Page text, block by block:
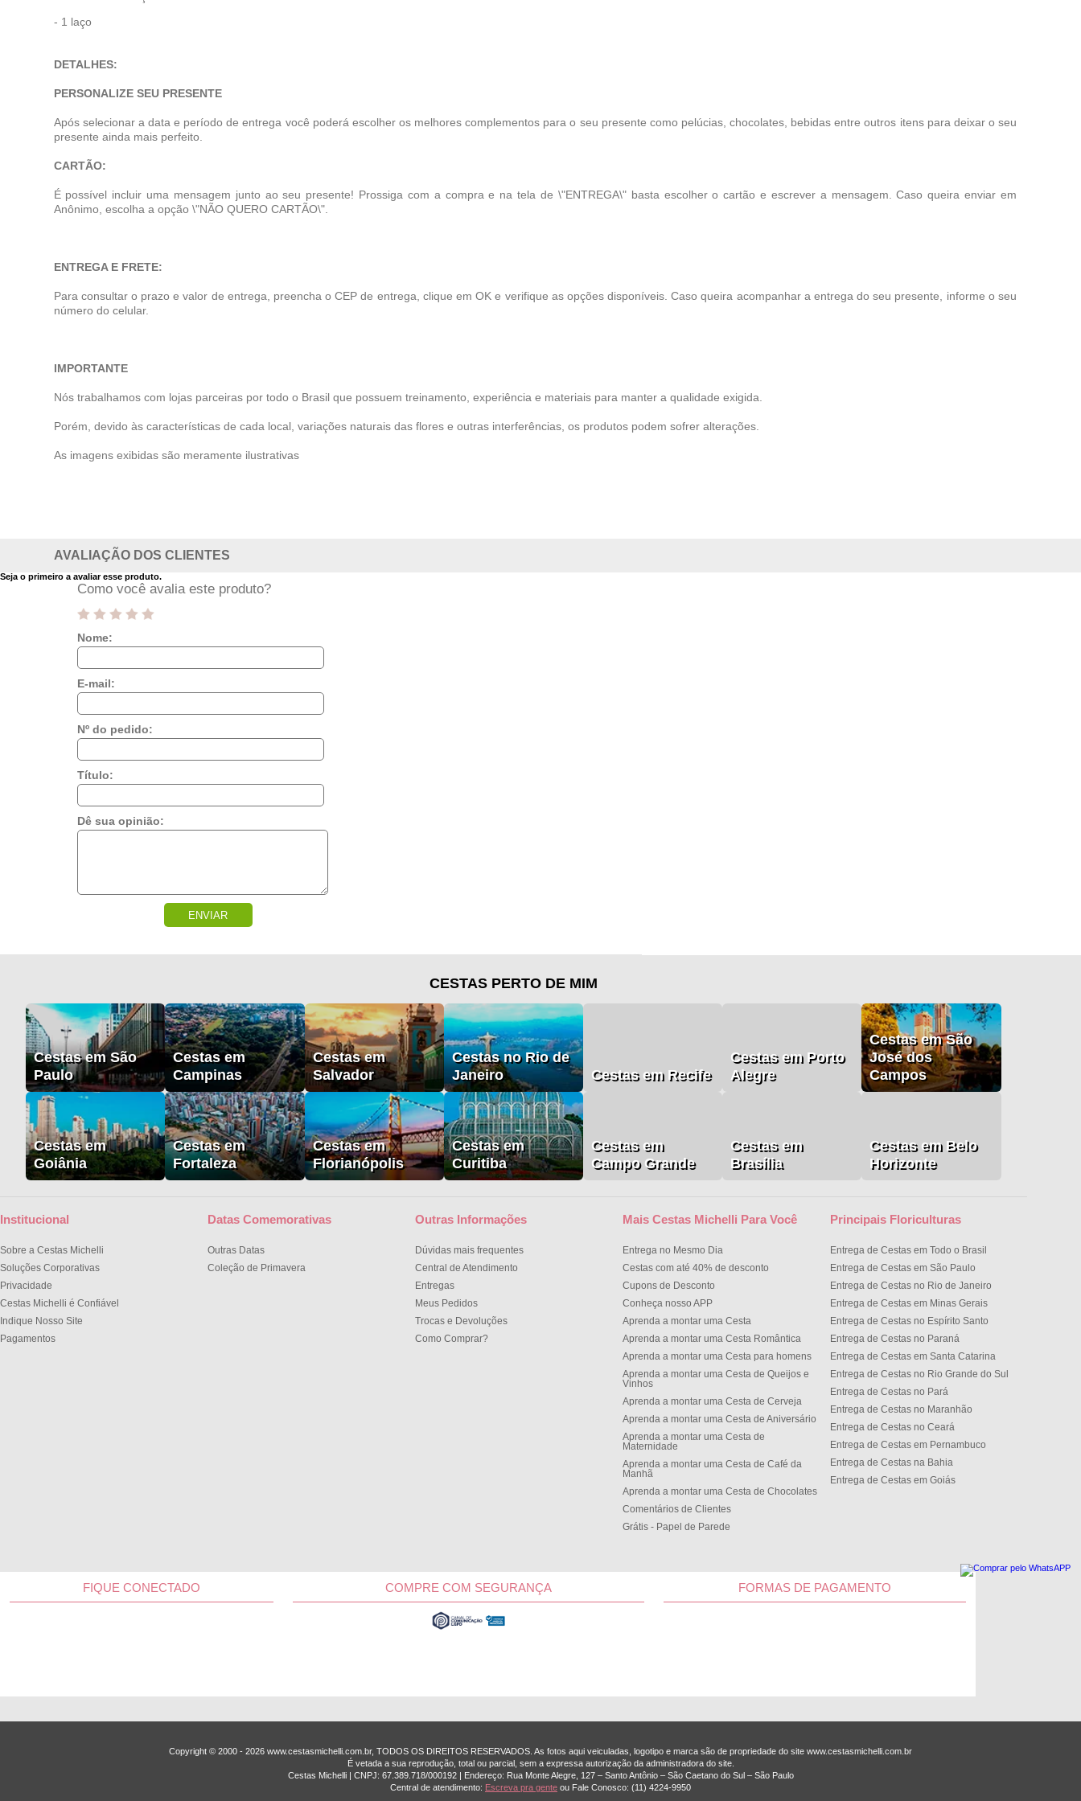
- 1 laço
DETALHES:
PERSONALIZE SEU PRESENTE
Após selecionar a data e período de entrega você poderá escolher os melhores complementos para o seu presente como pelúcias, chocolates, bebidas entre outros itens para deixar o seu
presente ainda mais perfeito.
CARTÃO:
É possível incluir uma mensagem junto ao seu presente! Prossiga com a compra e na tela de \"ENTREGA\" basta escolher o cartão e escrever a mensagem. Caso queira enviar em
Anônimo, escolha a opção \"NÃO QUERO CARTÃO\".
ENTREGA E FRETE:
Para consultar o prazo e valor de entrega, preencha o CEP de entrega, clique em OK e verifique as opções disponíveis. Caso queira acompanhar a entrega do seu presente, informe o seu
número do celular.
IMPORTANTE
Nós trabalhamos com lojas parceiras por todo o Brasil que possuem treinamento, experiência e materiais para manter a qualidade exigida.
Porém, devido às características de cada local, variações naturais das flores e outras interferências, os produtos podem sofrer alterações.
As imagens exibidas são meramente ilustrativas
AVALIAÇÃO DOS CLIENTES
Seja o primeiro a avaliar esse produto.
Como você avalia este produto?
Nome:
E-mail:
Nº do pedido:
Título:
Dê sua opinião:
ENVIAR
CESTAS PERTO DE MIM
Cestas em São
Paulo
Cestas em
Campinas
Cestas em
Salvador
Cestas no Rio de
Janeiro
Cestas em Recife
Cestas em Porto
Alegre
Cestas em São
José dos
Campos
Cestas em
Goiânia
Cestas em
Fortaleza
Cestas em
Florianópolis
Cestas em
Curitiba
Cestas em
Campo Grande
Cestas em
Brasília
Cestas em Belo
Horizonte
Institucional
Sobre a Cestas Michelli
Soluções Corporativas
Privacidade
Cestas Michelli é Confiável
Indique Nosso Site
Pagamentos
Datas Comemorativas
Outras Datas
Coleção de Primavera
Outras Informações
Dúvidas mais frequentes
Central de Atendimento
Entregas
Meus Pedidos
Trocas e Devoluções
Como Comprar?
Mais Cestas Michelli Para Você
Entrega no Mesmo Dia
Cestas com até 40% de desconto
Cupons de Desconto
Conheça nosso APP
Aprenda a montar uma Cesta
Aprenda a montar uma Cesta Romântica
Aprenda a montar uma Cesta para homens
Aprenda a montar uma Cesta de Queijos e
Vinhos
Aprenda a montar uma Cesta de Cerveja
Aprenda a montar uma Cesta de Aniversário
Aprenda a montar uma Cesta de
Maternidade
Aprenda a montar uma Cesta de Café da
Manh
Aprenda a montar uma Cesta de Chocolates
Comentários de Clientes
Grátis - Papel de Parede
Principais Floriculturas
Entrega de Cestas em Todo o Brasil
Entrega de Cestas em São Paulo
Entrega de Cestas no Rio de Janeiro
Entrega de Cestas em Minas Gerais
Entrega de Cestas no Espírito Santo
Entrega de Cestas no Paran
Entrega de Cestas em Santa Catarina
Entrega de Cestas no Rio Grande do Sul
Entrega de Cestas no Par
Entrega de Cestas no Maranhão
Entrega de Cestas no Cear
Entrega de Cestas em Pernambuco
Entrega de Cestas na Bahia
Entrega de Cestas em Goiás
FIQUE CONECTADO COMPRE COM SEGURANÇA FORMAS DE PAGAMENTO
Copyright © 2000 - ­2026 www.cestasmichelli.com.br, TODOS OS DIREITOS RESERVADOS. As fotos aqui veiculadas, logotipo e marca são de propriedade do site www.cestasmichelli.com.br
É vetada a sua reprodução, total ou parcial, sem a expressa autorização da administradora do site.
Cestas Michelli | CNPJ: 67.389.718/0001­92 | Endereço: Rua Monte Alegre, 127 – Santo Antônio – São Caetano do Sul – São Paulo
Central de atendimento: Escreva pra gente ou Fale Conosco: (11) 4224-9950